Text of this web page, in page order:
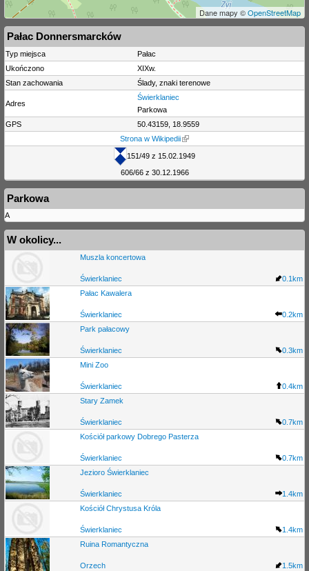
Dane mapy ©OpenStreetMap
Pałac Donnersmarcków
Typ miejsca
Pałac
Ukończono
XIXw.
Stan zachowania
Ślady, znaki terenowe
Adres
Świerklaniec
Parkowa
GPS
50.43159, 18.9559
Strona w Wikipedii
151/49 z 15.02.1949
606/66 z 30.12.1966
Parkowa
A
W okolicy...
Muszla koncertowa
Świerklaniec
0.1km
Pałac Kawalera
Świerklaniec
0.2km
Park pałacowy
Świerklaniec
0.3km
Mini Zoo
Świerklaniec
0.4km
Stary Zamek
Świerklaniec
0.7km
Kościół parkowy Dobrego Pasterza
Świerklaniec
0.7km
Jezioro Świerklaniec
Świerklaniec
1.4km
Kościół Chrystusa Króla
Świerklaniec
1.4km
Ruina Romantyczna
Orzech 1.5km